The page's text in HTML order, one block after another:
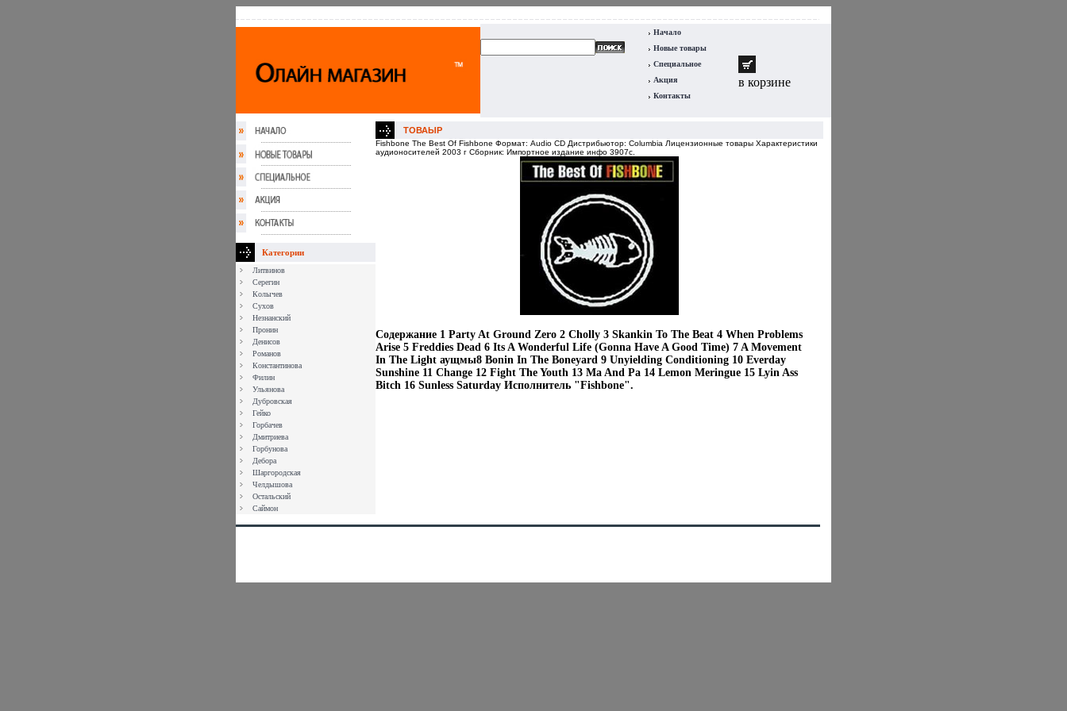
Начало
Новые товары
Специальное
Акция
Контакты
в корзине
Категории
Литвинов
Серегин
Колычев
Сухов
Незнанский
Пронин
Денисов
Романов
Константинова
Филин
Ульянова
Дубровская
Гейко
Горбачев
Дмитриева
Горбунова
Дебора
Шаргородская
Челдышова
Остальский
Саймон
ТОВАЫР
Fishbone The Best Of Fishbone Формат: Audio CD Дистрибьютор: Columbia Лицензионные товары Характеристики
аудионосителей 2003 г Сборник: Импортное издание инфо 3907c.
Содержание 1 Party At Ground Zero 2 Cholly 3 Skankin To The Beat 4 When Problems
Arise 5 Freddies Dead 6 Its A Wonderful Life (Gonna Have A Good Time) 7 A Movement
In The Light аущмы8 Bonin In The Boneyard 9 Unyielding Conditioning 10 Everday
Sunshine 11 Change 12 Fight The Youth 13 Ma And Pa 14 Lemon Meringue 15 Lyin Ass
Bitch 16 Sunless Saturday Исполнитель "Fishbone".